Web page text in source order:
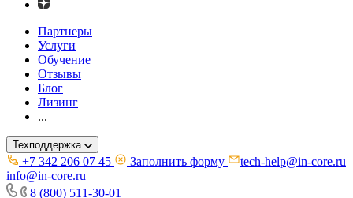
Партнеры
Услуги
Обучение
Отзывы
Блог
Лизинг
...
Техподдержка
+7 342 206 07 45 Заполнить форму
tech-help@in-core.ru
info@in-core.ru
8 (800) 511-30-01